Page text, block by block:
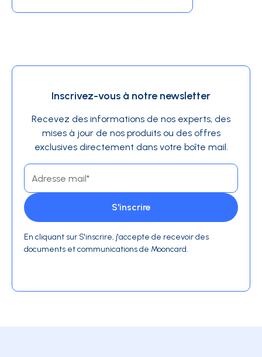
Inscrivez-vous à notre newsletter
Recevez des informations de nos experts, des
mises à jour de nos produits ou des offres
exclusives directement dans votre boîte mail.
En cliquant sur S'inscrire, j'accepte de recevoir des
documents et communications de Mooncard.